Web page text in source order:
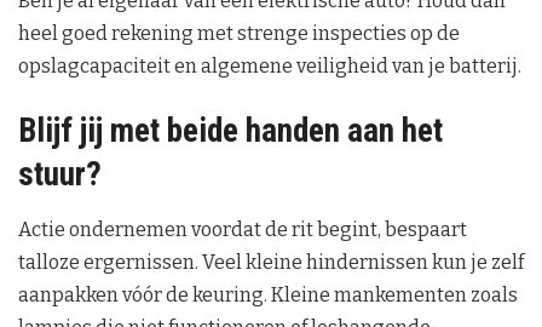
heel goed rekening met strenge inspecties op de
opslagcapaciteit en algemene veiligheid van je batterij.
Blijf jij met beide handen aan het
stuur?
Actie ondernemen voordat de rit begint, bespaart
talloze ergernissen. Veel kleine hindernissen kun je zelf
aanpakken vóór de keuring. Kleine mankementen zoals